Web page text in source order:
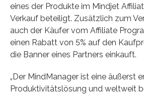
eines der Produkte im Mindjet
Verkauf beteiligt. Zusätzlich zum
auch der Käufer vom Affiliate
einen Rabatt von 5% auf den
die Banner eines Partners einkauft.
„Der MindManager ist eine äußerst
Produktivitätslösung und weltweit